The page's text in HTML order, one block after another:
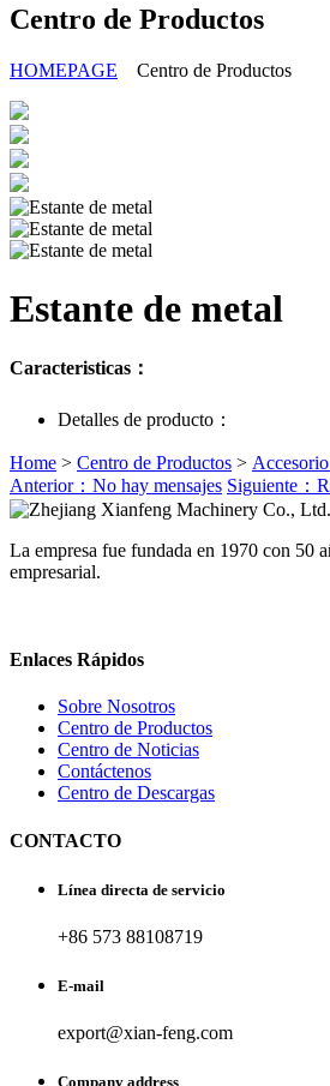
Centro de Productos
HOMEPAGE Centro de Productos
Estante de metal
Caracteristicas：
Detalles de producto：
Home > Centro de Productos >
Anterior：No hay mensajes Siguiente：
La empresa fue fundada en 1970 con 50
empresarial.
Enlaces Rápidos
Sobre Nosotros
Centro de Productos
Centro de Noticias
Contáctenos
Centro de Descargas
CONTACTO
Línea directa de servicio
+86 573 88108719
E-mail
export@xian-feng.com
Company address